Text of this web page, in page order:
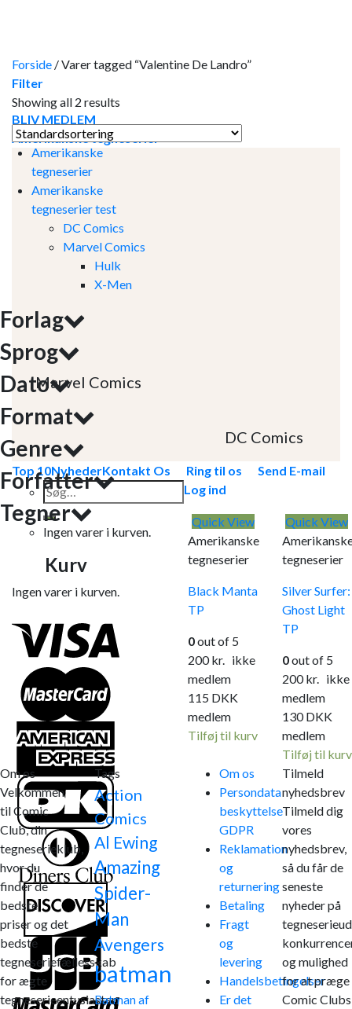
BLIV MEDLEM
Amerikanske tegneserier
Marvel Comics
DC Comics
Top 10NyhederKontakt Os Ring til os
Send E-mail
Søg
efter:
Log ind
Ingen varer i kurven.
Kurv
Ingen varer i kurven.
Forside /Varer tagged “Valentine De Landro”
Filter
Showing all 2 results
Amerikanske
tegneserier
Amerikanske
tegneserier test
DC Comics
Marvel Comics
Hulk
X-Men
Forlag
Sprog
Dato
Format
Genre
Forfatter
Tegner
Quick View
Amerikanske
tegneserier
Black Manta
TP
0out of 5
200kr. ikke
medlem
115 DKK
medlem
Tilføj til kurv
Quick View
tegneserier
Silver Surfer:
Ghost Light
TP
0out of 5
200kr.ikke
medlem
130DKK
medlem
Tilføj til kurv
Om os
Velkommen
til Comic
Club, din
tegneserieklub,
hvor du
finder de
bedste
priser og det
bedste
tegneseriefællesskab
for ægte
tegneserieentusiaster.
Tags
Action
Comics
Al Ewing
Amazing
Spider-
Man
Avengers
batman
Batman af
Om os
Persondata
beskyttelse
GDPR
Reklamation
og
returnering
Betaling
Fragt
og
levering
Handelsbetingelser
Er det
Tilmeld
nyhedsbrev
Tilmeld dig
vores
nyhedsbrev,
så du får de
seneste
nyheder på
og mulighed
for at præge
Comic Clubs